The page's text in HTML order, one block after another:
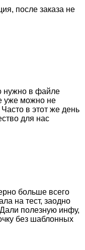
после заказа не
нужно в файле
уже можно не
в этот же день
для нас
больше всего
на тест, заодно
полезную инфу,
без шаблонных